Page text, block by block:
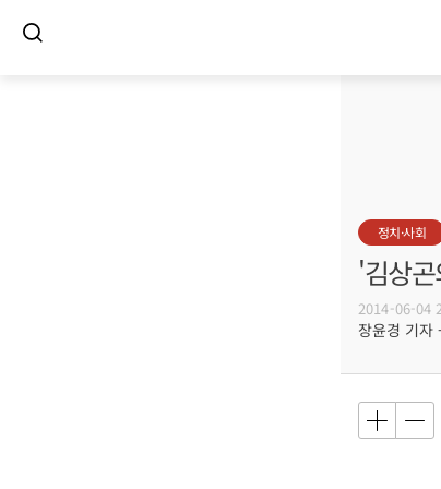
정치·사회
'김상
2014-06-04
장윤경 기